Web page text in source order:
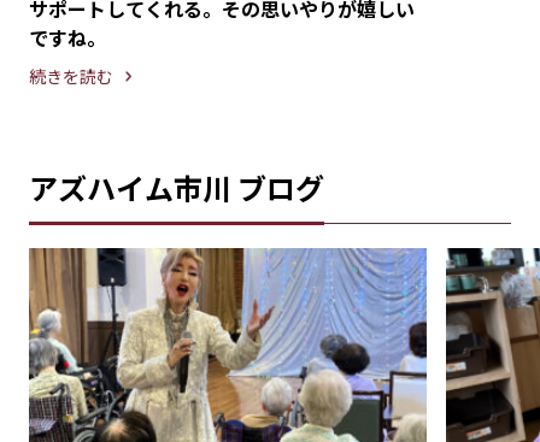
サポートしてくれる。その思いやりが嬉しい
ですね。
続きを読む
アズハイム市川 ブログ